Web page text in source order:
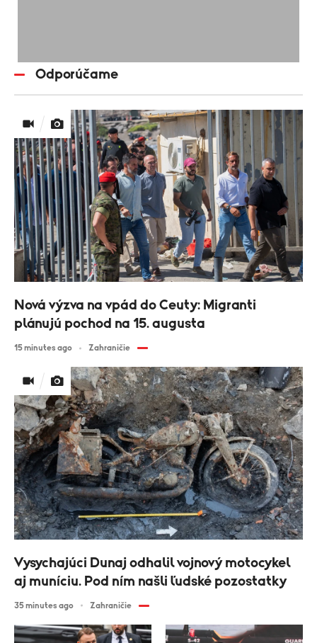
Odporúčame
Nová výzva na vpád do Ceuty: Migranti
plánujú pochod na 15. augusta
15 minutes ago Zahraničie
Vysychajúci Dunaj odhalil vojnový motocykel
aj muníciu. Pod ním našli ľudské pozostatky
35 minutes ago Zahraničie